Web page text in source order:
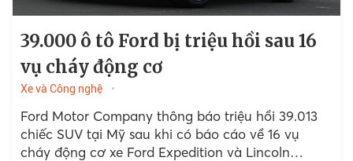
39.000 ô tô Ford bị triệu hồi sau 16
vụ cháy động cơ
Xe và Công nghệ
Ford Motor Company thông báo triệu hồi 39.013
chiếc SUV tại Mỹ sau khi có báo cáo về 16 vụ
cháy động cơ xe Ford Expedition và Lincoln